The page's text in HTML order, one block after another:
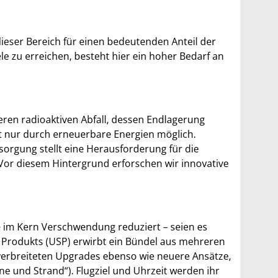
Bereich für einen bedeutenden Anteil der
zu erreichen, besteht hier ein hoher Bedarf an
radioaktiven Abfall, dessen Endlagerung
durch erneuerbare Energien möglich.
stellt eine Herausforderung für die
diesem Hintergrund erforschen wir innovative
Kern Verschwendung reduziert – seien es
(USP) erwirbt ein Bündel aus mehreren
Upgrades ebenso wie neuere Ansätze,
und Strand“). Flugziel und Uhrzeit werden ihr